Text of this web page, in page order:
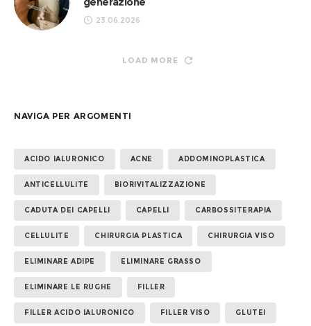
23.06.2026
LOAD MORE
NAVIGA PER ARGOMENTI
ACIDO IALURONICO ACNE ADDOMINOPLASTICA
ANTICELLULITE BIORIVITALIZZAZIONE
CADUTA DEI CAPELLI CAPELLI CARBOSSITERAPIA
CELLULITE CHIRURGIA PLASTICA CHIRURGIA VISO
ELIMINARE ADIPE ELIMINARE GRASSO
ELIMINARE LE RUGHE FILLER
FILLER ACIDO IALURONICO FILLER VISO GLUTEI